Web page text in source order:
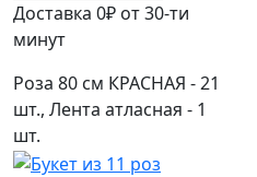
Доставка 0₽ от 30-ти
минут
Роза 80 см КРАСНАЯ - 21
шт., Лента атласная - 1
шт.